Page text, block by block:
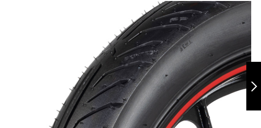
Porta Placa
Universal
Flotante
Siguiente